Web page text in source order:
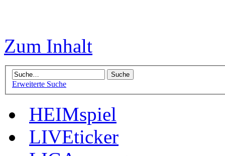
Zum Inhalt
Erweiterte Suche
HEIMspiel
LIVEticker